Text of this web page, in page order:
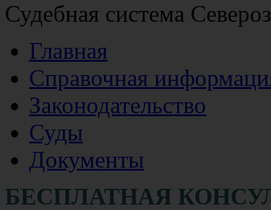
Судебная система
Главная
Справочная
Законодательство
Суды
Документы
БЕСПЛАТНАЯ